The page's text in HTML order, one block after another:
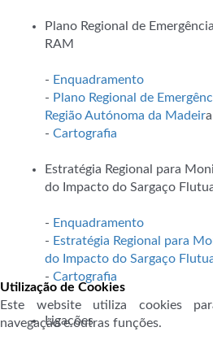
Plano Regional de
RAM
- Enquadramento
- Plano Regional de
Região Autónoma da Madeira
- Cartografia
Estratégia Regional para
do Impacto do Sargaço
- Enquadramento
- Estratégia Regional para
do Impacto do Sargaço
- Cartografia
Ligações
Utilização de Cookies
Este website utiliza cookies
navegação e outras funções.